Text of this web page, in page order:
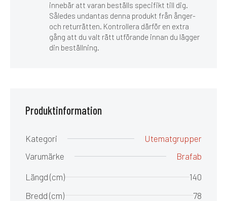
innebär att varan beställs specifikt till dig.
Således undantas denna produkt från ånger-
och returrätten. Kontrollera därför en extra
gång att du valt rätt utförande innan du lägger
din beställning.
Produktinformation
Kategori
Utematgrupper
Varumärke
Brafab
Längd (cm)
140
Bredd (cm)
78